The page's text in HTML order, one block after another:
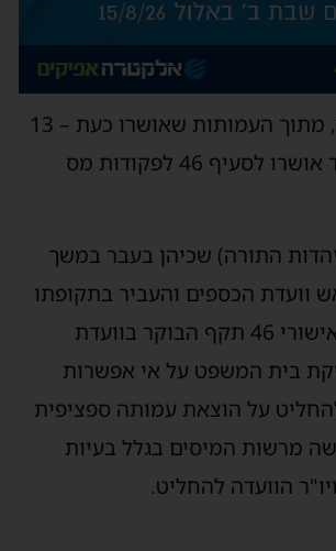
בצלילה לנתונים, מתוך העמותות שאושרו כעת – 13
עמותות מאשדוד אושרו לסעיף 46 לפקודות מס
התורה) שכיהן בעבר במשך
הכספים והעביר בתקופתו
אלפי עמותות באישורי 46 תקף הבוקר בוועדת
בית המשפט על אי אפשרות
על הוצאת עמותה ספציפית
המיסים בגלל בעיות
הוועדה להחליט.